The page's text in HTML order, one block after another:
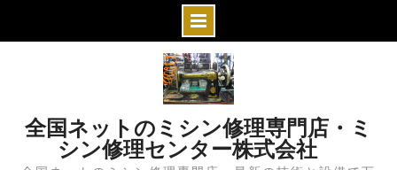
全国ネットのミシン修理専門店・ミ
シン修理センター株式会社